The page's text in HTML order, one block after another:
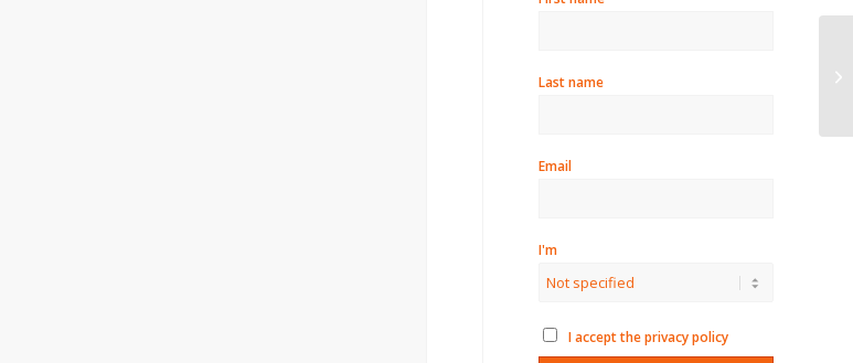
Last name
Email
I'm
I accept the privacy policy